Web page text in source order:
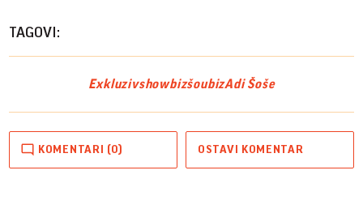
TAGOVI:
ExkluzivshowbizšoubizAdi Šoše
KOMENTARI (0) OSTAVI KOMENTAR